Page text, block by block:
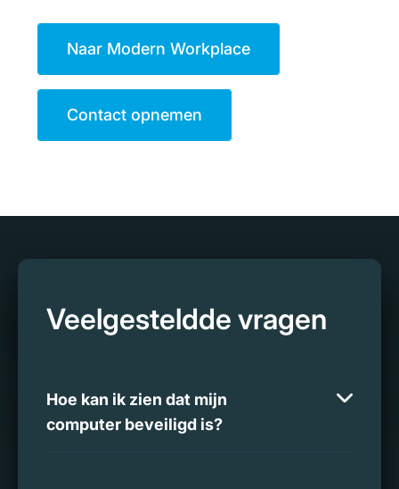
Naar Modern Workplace
Contact opnemen
Veelgesteldde vragen
Hoe kan ik zien dat mijn
computer beveiligd is?